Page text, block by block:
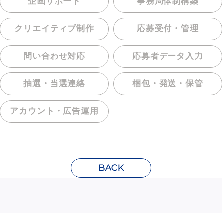
クリエイティブ制作 応募受付・管理
問い合わせ対応 応募者データ入力
抽選・当選連絡 梱包・発送・保管
アカウント・ 広告運用